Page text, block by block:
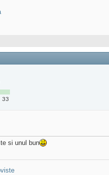
33
si unul bun